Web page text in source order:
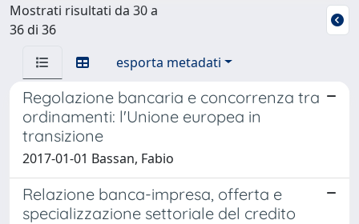
Mostrati risultati da 30 a
36 di 36
esporta metadati
Regolazione bancaria e concorrenza tra
ordinamenti: l'Unione europea in
transizione
2017-01-01 Bassan, Fabio
Relazione banca-impresa, offerta e
specializzazione settoriale del credito